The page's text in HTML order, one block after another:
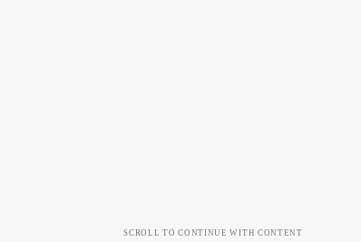
SCROLL TO CONTINUE WITH CONTENT